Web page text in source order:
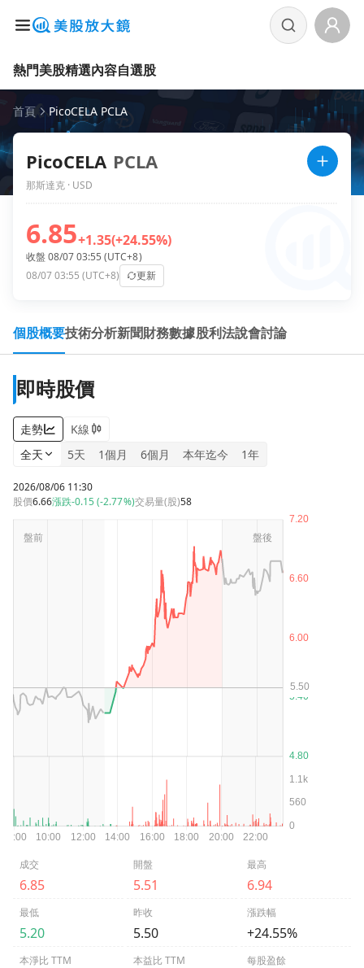
熱門美股精選內容自選股
首頁 PicoCELA PCLA
PicoCELA PCLA
那斯達克 · USD
6.85+1.35(+24.55%)
收盤 08/07 03:55 (UTC+8)
08/07 03:55 (UTC+8)
更新
個股概要技術分析新聞財務數據股利法說會討論
即時股價
走勢
K線
全天
5天 1個月 6個月 本年迄今 1年
2026/08/06 11:30
股價6.66漲跌-0.15 (-2.77%)交易量(股)58
成交
6.85
開盤
5.51
最高
6.94
最低
5.20
昨收
5.50
漲跌幅
+24.55%
本淨比 TTM 本益比 TTM 每股盈餘